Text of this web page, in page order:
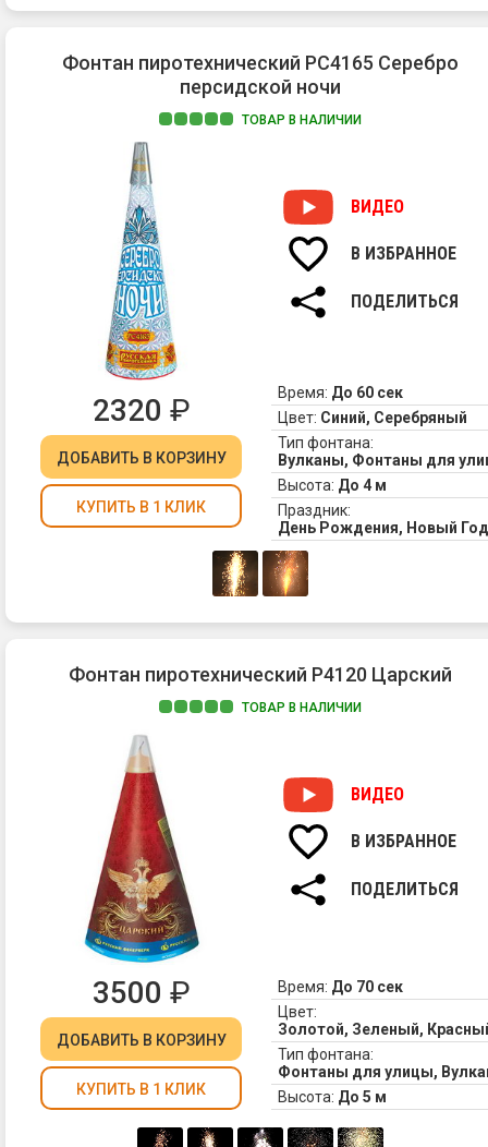
Фонтан пиротехнический РС4165 Серебро
персидской ночи
ТОВАР В НАЛИЧИИ
ВИДЕО
В ИЗБРАННОЕ
ПОДЕЛИТЬСЯ
2320 ₽
ДОБАВИТЬ В КОРЗИНУ
КУПИТЬ В 1 КЛИК
Время: До 60 сек
Цвет: Синий, Серебряный
Тип фонтана:
Вулканы, Фонтаны для
Высота: До 4 м
Праздник:
День Рождения, Новый
Фонтан пиротехнический Р4120 Царский
ТОВАР В НАЛИЧИИ
ВИДЕО
В ИЗБРАННОЕ
ПОДЕЛИТЬСЯ
3500 ₽
ДОБАВИТЬ В КОРЗИНУ
КУПИТЬ В 1 КЛИК
Время: До 70 сек
Цвет:
Золотой, Зеленый,
Тип фонтана:
Фонтаны для улицы,
Высота: До 5 м